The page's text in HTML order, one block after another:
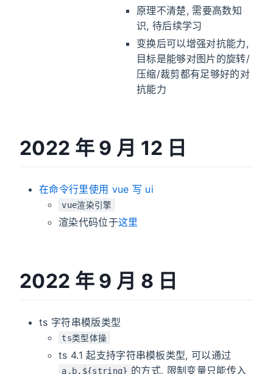
原理不清楚, 需要高数知
识, 待后续学习
变换后可以增强对抗能力,
目标是能够对图片的旋转/
压缩/裁剪都有足够好的对
抗能力
2022 年 9 月 12 日
在命令行里使用 vue 写 ui
vue渲染引擎
渲染代码位于这里
2022 年 9 月 8 日
ts 字符串模版类型
ts类型体操
ts 4.1 起支持字符串模板类型, 可以通过
a.b.${string} 的方式, 限制变量只能传入